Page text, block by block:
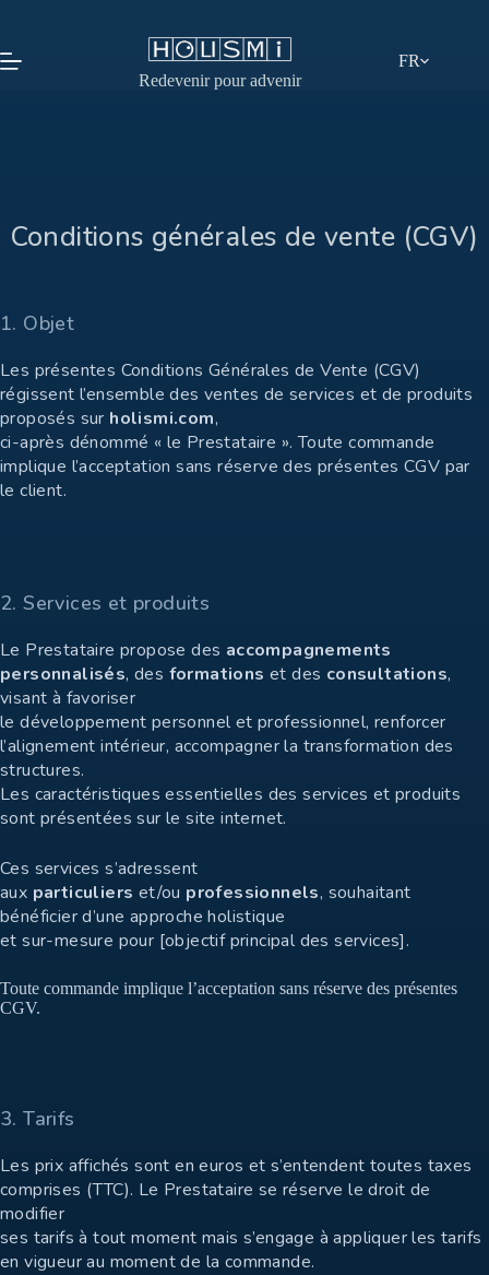
Redevenir pour advenir
FR
Conditions générales de vente (CGV)
1. Objet
Les présentes Conditions Générales de Vente (CGV)
régissent l’ensemble des ventes de services et de produits
proposés sur holismi.com,
ci-après dénommé « le Prestataire ». Toute commande
implique l’acceptation sans réserve des présentes CGV par
le client.
2. Services et produits
Le Prestataire propose des accompagnements
personnalisés, des formations et des consultations,
visant à favoriser
le développement personnel et professionnel, renforcer
l’alignement intérieur, accompagner la transformation des
structures.
Les caractéristiques essentielles des services et produits
sont présentées sur le site internet.
Ces services s’adressent
aux particuliers et/ou professionnels, souhaitant
bénéficier d’une approche holistique
et sur-mesure pour [objectif principal des services].
Toute commande implique l’acceptation sans réserve des présentes
CGV.
3. Tarifs
Les prix affichés sont en euros et s’entendent toutes taxes
comprises (TTC). Le Prestataire se réserve le droit de
modifier
ses tarifs à tout moment mais s’engage à appliquer les tarifs
en vigueur au moment de la commande.